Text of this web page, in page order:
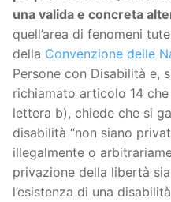
una valida e concreta
quell’area di fenomeni
della Convenzione delle
Persone con Disabilità e,
richiamato articolo 14
lettera b), chiede che si
disabilità “non siano
illegalmente o
privazione della libertà
l’esistenza di una